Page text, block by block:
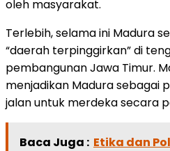
oleh masyarakat.
Terlebih, selama ini Madura
“daerah terpinggirkan” di
pembangunan Jawa Timur.
menjadikan Madura sebagai
jalan untuk merdeka secara
Baca Juga : Etika dan